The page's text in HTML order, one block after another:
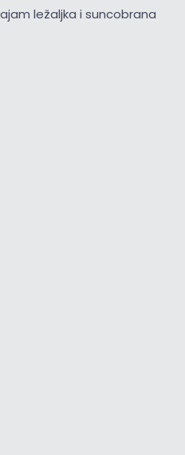
ležaljka i suncobrana